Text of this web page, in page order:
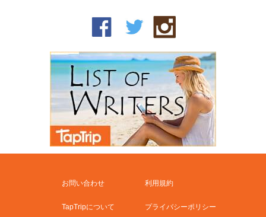
お問い合わせ 利用規約
TapTripについて プライバシーポリシー